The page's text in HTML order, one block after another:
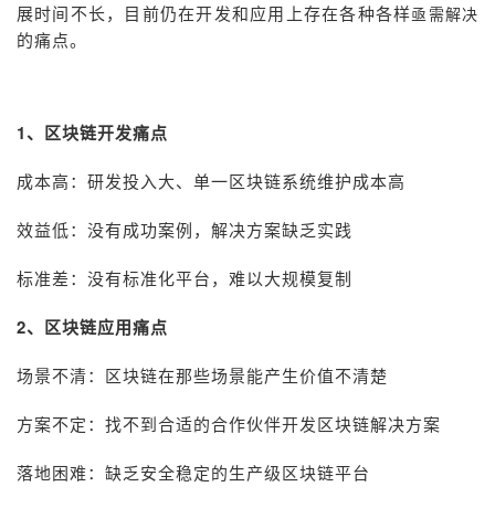
展时间不长，目前仍在开发和应用上存在各种各样亟需解决
的痛点。
1、区块链开发痛点
成本高：研发投入大、单一区块链系统维护成本高
效益低：没有成功案例，解决方案缺乏实践
标准差：没有标准化平台，难以大规模复制
2、区块链应用痛点
场景不清：区块链在那些场景能产生价值不清楚
方案不定：找不到合适的合作伙伴开发区块链解决方案
落地困难：缺乏安全稳定的生产级区块链平台